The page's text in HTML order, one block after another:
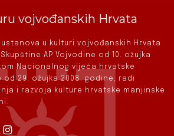
vojvođanskih Hrvata
u kulturi vojvođanskih Hrvata
AP Vojvodine od 10. ožujka
Nacionalnog vijeća hrvatske
29. ožujka 2008. godine, radi
i razvoja kulture hrvatske manjinske